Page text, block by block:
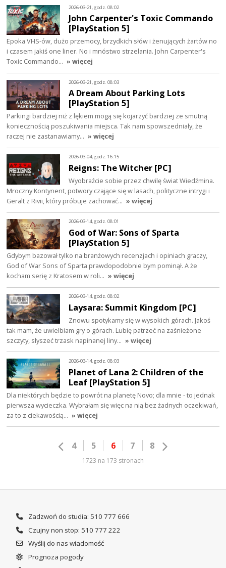
2026-03-21, godz. 08:02
John Carpenter's Toxic Commando
[PlayStation 5]
Epoka VHS-ów, dużo przemocy, brzydkich słów i żenujących żartów no
i czasem jakiś one liner. No i mnóstwo strzelania. John Carpenter's
Toxic Commando… » więcej
2026-03-21, godz. 08:03
A Dream About Parking Lots
[PlayStation 5]
Parkingi bardziej niż z lękiem mogą się kojarzyć bardziej ze smutną
koniecznością poszukiwania miejsca. Tak nam spowszedniały, że
raczej nie zastanawiamy… » więcej
2026-03-04, godz. 16:15
Reigns: The Witcher [PC]
Wyobraźcie sobie przez chwilę świat Wiedźmina.
Mroczny Kontynent, potwory czające się w lasach, polityczne intrygi i
Geralt z Rivii, który próbuje zachować… » więcej
2026-03-14, godz. 08:01
God of War: Sons of Sparta
[PlayStation 5]
Gdybym bazował tylko na branżowych recenzjach i opiniach graczy,
God of War Sons of Sparta prawdopodobnie bym pominął. A że
kocham serię z Kratosem w roli… » więcej
2026-03-14, godz. 08:02
Laysara: Summit Kingdom [PC]
Znowu spotykamy się w wysokich górach. Jakoś
tak mam, że uwielbiam gry o górach. Lubię patrzeć na zaśnieżone
szczyty, słyszeć trzask napinanej liny… » więcej
2026-03-14, godz. 08:03
Planet of Lana 2: Children of the
Leaf [PlayStation 5]
Dla niektórych będzie to powrót na planetę Novo; dla mnie - to jednak
pierwsza wycieczka. Wybrałam się więc na nią bez żadnych oczekiwań,
za to z ciekawością… » więcej
4 5 6 7 8
1723 na 173 stronach
Zadzwoń do studia: 510 777 666
Czujny non stop: 510 777 222
Wyślij do nas wiadomość
Prognoza pogody